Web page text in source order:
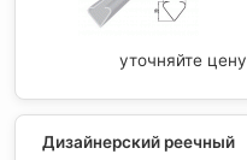
уточняйте цену
Дизайнерский реечный